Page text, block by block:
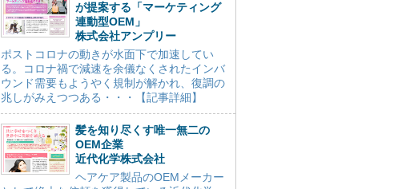
が提案する「マーケティング
連動型OEM」
株式会社アンプリー
ポストコロナの動きが水面下で加速してい
る。コロナ禍で減速を余儀なくされたインバ
ウンド需要もようやく規制が解かれ、復調の
兆しがみえつつある・・・【記事詳細】
髪を知り尽くす唯一無二の
OEM企業
近代化学株式会社
ヘアケア製品のOEMメーカー